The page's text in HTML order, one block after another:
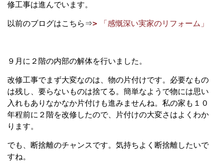
修工事は進んでいます。
以前のブログはこちら⇒ 「感慨深い実家のリフォーム」
９月に２階の内部の解体を行いました。
改修工事でまず大変なのは、物の片付けです。必要なもの
は残し、要らないものは捨てる。簡単なようで物には思い
入れもありなかなか片付けも進みませんね。私の家も１０
年程前に２階を改修したので、片付けの大変さはよくわか
ります。
でも、断捨離のチャンスです。気持ちよく断捨離したいで
すね。